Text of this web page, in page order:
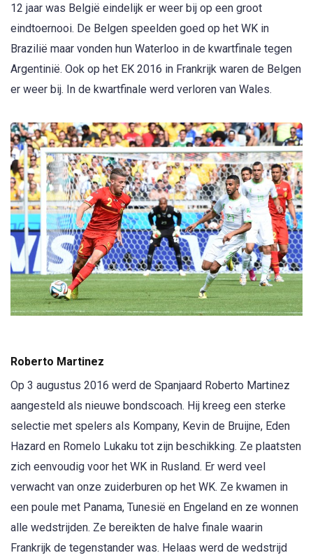
12 jaar was België eindelijk er weer bij op een groot
eindtoernooi. De Belgen speelden goed op het WK in
Brazilië maar vonden hun Waterloo in de kwartfinale tegen
Argentinië. Ook op het EK 2016 in Frankrijk waren de Belgen
er weer bij. In de kwartfinale werd verloren van Wales.
Roberto Martinez
Op 3 augustus 2016 werd de Spanjaard Roberto Martinez
aangesteld als nieuwe bondscoach. Hij kreeg een sterke
selectie met spelers als Kompany, Kevin de Bruijne, Eden
Hazard en Romelo Lukaku tot zijn beschikking. Ze plaatsten
zich eenvoudig voor het WK in Rusland. Er werd veel
verwacht van onze zuiderburen op het WK. Ze kwamen in
een poule met Panama, Tunesië en Engeland en ze wonnen
alle wedstrijden. Ze bereikten de halve finale waarin
Frankrijk de tegenstander was. Helaas werd de wedstrijd